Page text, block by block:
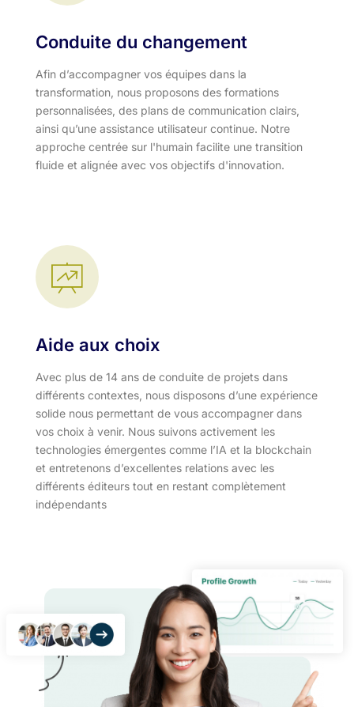
Conduite du changement
Afin d’accompagner vos équipes dans la
transformation, nous proposons des formations
personnalisées, des plans de communication clairs,
ainsi qu’une assistance utilisateur continue. Notre
approche centrée sur l'humain facilite une transition
fluide et alignée avec vos objectifs d'innovation.​
Aide aux choix
Avec plus de 14 ans de conduite de projets dans
différents contextes, nous disposons d’une expérience
solide nous permettant de vous accompagner dans
vos choix à venir. Nous suivons activement les
technologies émergentes comme l’IA et la blockchain
et entretenons d’excellentes relations avec les
différents éditeurs tout en restant complètement
indépendants